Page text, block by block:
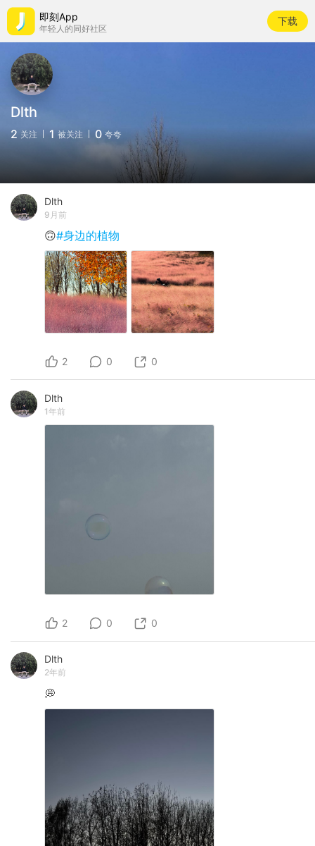
即刻App
年轻人的同好社区
下载
Dlth
2 关注 1 被关注 0 夸夸
Dlth
9月前
🙃#身边的植物
2 0 0
Dlth
1年前
2 0 0
Dlth
2年前
💭